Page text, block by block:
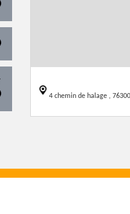
4 chemin de halage ,